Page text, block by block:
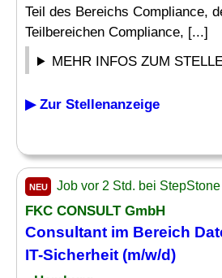
Teil des Bereichs Compliance,
Teilbereichen Compliance, [...]
MEHR INFOS ZUM
▶ Zur Stellenanzeige
NEU Job vor 2 Std. bei
FKC CONSULT GmbH
Consultant im Bereich
IT-Sicherheit (m/w/d)